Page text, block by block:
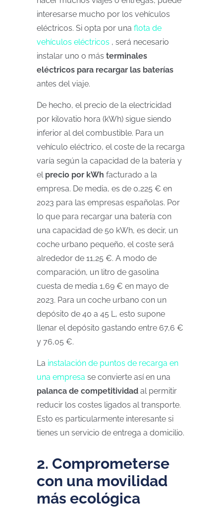
interesarse mucho por los vehículos
eléctricos. Si opta por una flota de
vehículos eléctricos , será necesario
instalar uno o más terminales
eléctricos para recargar las baterías
antes del viaje.
De hecho, el precio de la electricidad
por kilovatio hora (kWh) sigue siendo
inferior al del combustible. Para un
vehículo eléctrico, el coste de la recarga
varía según la capacidad de la batería y
el precio por kWh facturado a la
empresa. De media, es de 0,225 € en
2023 para las empresas españolas. Por
lo que para recargar una batería con
una capacidad de 50 kWh, es decir, un
coche urbano pequeño, el coste será
alrededor de 11,25 €. A modo de
comparación, un litro de gasolina
cuesta de media 1,69 € en mayo de
2023. Para un coche urbano con un
depósito de 40 a 45 L, esto supone
llenar el depósito gastando entre 67,6 €
y 76,05 €.
La instalación de puntos de recarga en
una empresa se convierte así en una
palanca de competitividad al permitir
reducir los costes ligados al transporte.
Esto es particularmente interesante si
tienes un servicio de entrega a domicilio.
2. Comprometerse
con una movilidad
más ecológica